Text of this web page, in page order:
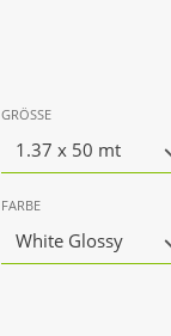
GRÖSSE
1.37 x 50 mt
FARBE
White Glossy